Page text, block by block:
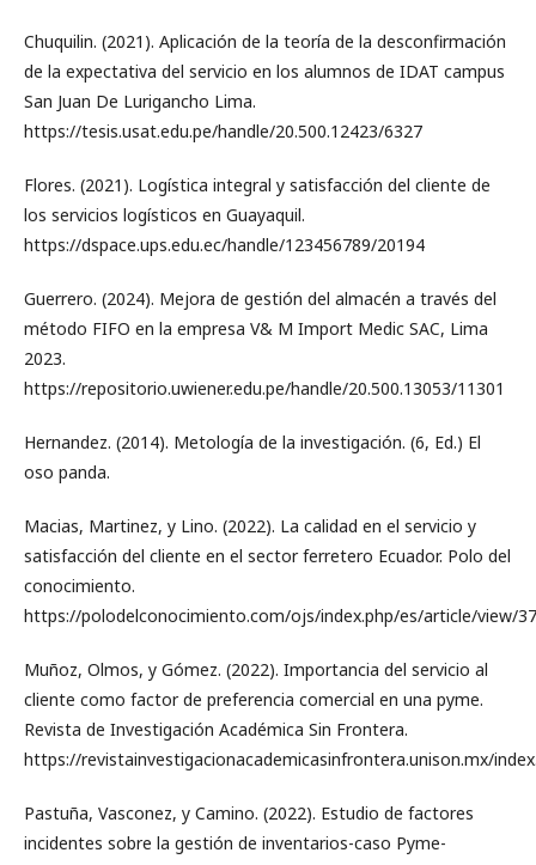
Chuquilin. (2021). Aplicación de la teoría de la desconfirmación
de la expectativa del servicio en los alumnos de IDAT campus
San Juan De Lurigancho Lima.
https://tesis.usat.edu.pe/handle/20.500.12423/6327
Flores. (2021). Logística integral y satisfacción del cliente de
los servicios logísticos en Guayaquil.
https://dspace.ups.edu.ec/handle/123456789/20194
Guerrero. (2024). Mejora de gestión del almacén a través del
método FIFO en la empresa V& M Import Medic SAC, Lima
2023.
https://repositorio.uwiener.edu.pe/handle/20.500.13053/11301
Hernandez. (2014). Metología de la investigación. (6, Ed.) El
oso panda.
Macias, Martinez, y Lino. (2022). La calidad en el servicio y
satisfacción del cliente en el sector ferretero Ecuador. Polo del
conocimiento.
https://polodelconocimiento.com/ojs/index.php/es/article/view/
Muñoz, Olmos, y Gómez. (2022). Importancia del servicio al
cliente como factor de preferencia comercial en una pyme.
Revista de Investigación Académica Sin Frontera.
https://revistainvestigacionacademicasinfrontera.unison.mx/
Pastuña, Vasconez, y Camino. (2022). Estudio de factores
incidentes sobre la gestión de inventarios-caso Pyme-